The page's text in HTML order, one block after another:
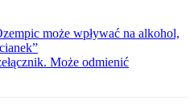
może wpływać na alkohol,
Może odmienić